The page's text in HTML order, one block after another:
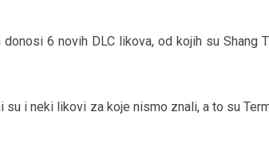
6 novih DLC likova, od kojih su Shang
i neki likovi za koje nismo znali, a to su